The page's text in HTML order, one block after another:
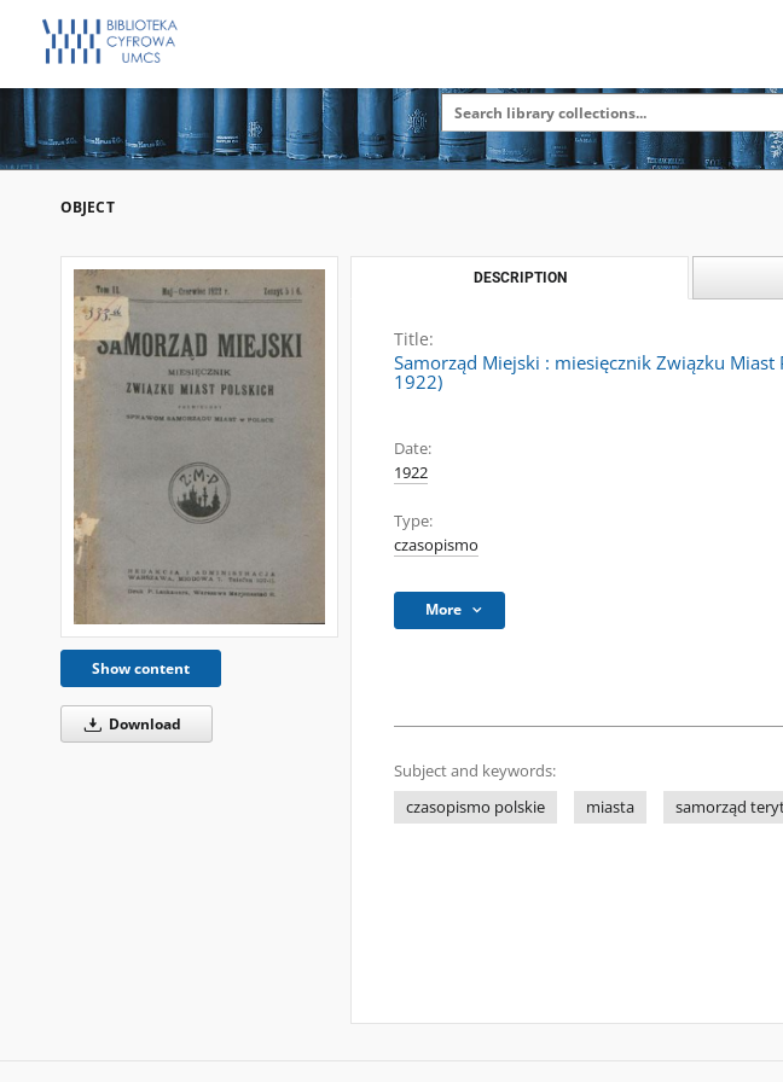
OBJECT
Show content
Download
DESCRIPTION
Title:
Samorząd Miejski : miesięcznik Związku
1922)
Date:
1922
Type:
czasopismo
More
Subject and keywords:
czasopismo polskie
miasta samorząd